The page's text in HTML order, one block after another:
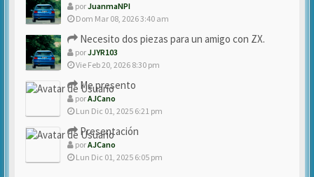
porJuanmaNPI
Dom Mar 08, 2026 3:40 am
Necesito dos piezas para un amigo con ZX.
porJJYR103
Vie Feb 20, 2026 8:30 pm
Me presento
porAJCano
Lun Dic 01, 2025 6:21 pm
Presentación
porAJCano
Lun Dic 01, 2025 6:05 pm